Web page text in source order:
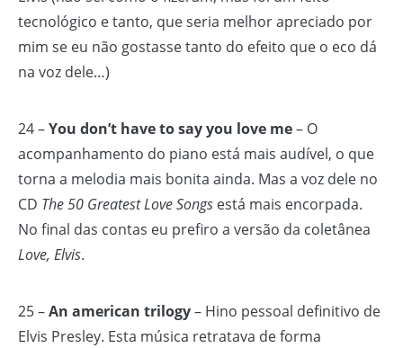
tecnológico e tanto, que seria melhor apreciado por
mim se eu não gostasse tanto do efeito que o eco dá
na voz dele…)
24 –You don’t have to say you love me– O
acompanhamento do piano está mais audível, o que
torna a melodia mais bonita ainda. Mas a voz dele no
CD The 50 Greatest Love Songs está mais encorpada.
No final das contas eu prefiro a versão da coletânea
Love, Elvis.
25 –An american trilogy– Hino pessoal definitivo de
Elvis Presley. Esta música retratava de forma